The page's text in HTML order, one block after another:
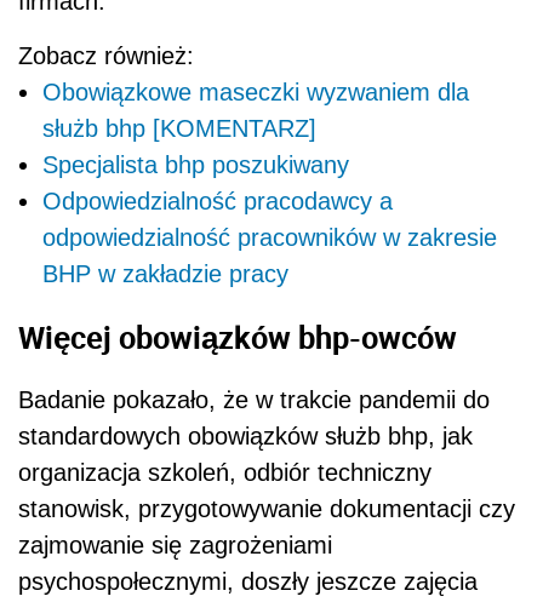
Zobacz również:
Obowiązkowe maseczki wyzwaniem dla
służb bhp [KOMENTARZ]
Specjalista bhp poszukiwany
Odpowiedzialność pracodawcy a
odpowiedzialność pracowników w zakresie
BHP w zakładzie pracy
Więcej obowiązków bhp-owców
Badanie pokazało, że w trakcie pandemii do
standardowych obowiązków służb bhp, jak
organizacja szkoleń, odbiór techniczny
stanowisk, przygotowywanie dokumentacji czy
zajmowanie się zagrożeniami
psychospołecznymi, doszły jeszcze zajęcia